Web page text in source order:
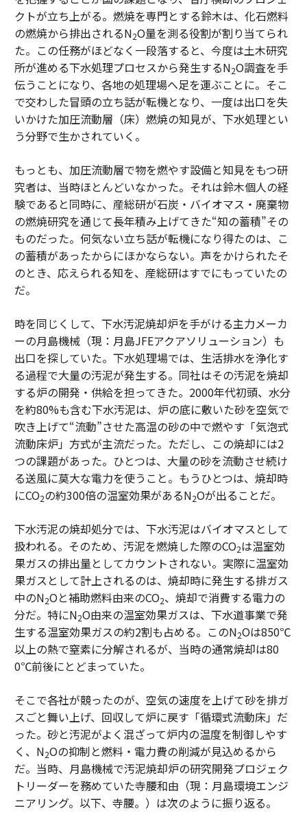
クトが立ち上がる。燃焼を専門とする鈴木は、化石燃料
の燃焼から排出されるN2O量を測る役割が割り当てられ
た。この任務がほどなく一段落すると、今度は土木研究
所が進める下水処理プロセスから発生するN2O調査を手
伝うことになり、各地の処理場へ足を運ぶことに。そこ
で交わした冒頭の立ち話が転機となり、一度は出口を失
いかけた加圧流動層（床）燃焼の知見が、下水処理とい
う分野で生かされていく。
もっとも、加圧流動層で物を燃やす設備と知見をもつ研
究者は、当時ほとんどいなかった。それは鈴木個人の経
験であると同時に、産総研が石炭・バイオマス・廃棄物
の燃焼研究を通じて長年積み上げてきた“知の蓄積”その
ものだった。何気ない立ち話が転機になり得たのは、こ
の蓄積があったからにほかならない。声をかけられたそ
のとき、応えられる知を、産総研はすでにもっていたの
だ。
時を同じくして、下水汚泥焼却炉を手がける主力メーカ
ーの月島機械（現：月島JFEアクアソリューション）も
出口を探していた。下水処理場では、生活排水を浄化す
る過程で大量の汚泥が発生する。同社はその汚泥を焼却
する炉の開発・供給を担ってきた。2000年代初頭、水分
を約80%も含む下水汚泥は、炉の底に敷いた砂を空気で
吹き上げて“流動”させた高温の砂の中で燃やす「気泡式
流動床炉」方式が主流だった。ただし、この焼却には2
つの課題があった。ひとつは、大量の砂を流動させ続け
る送風に莫大な電力を使うこと。もうひとつは、焼却時
にCO2の約300倍の温室効果があるN2Oが出ることだ。
下水汚泥の焼却処分では、下水汚泥はバイオマスとして
扱われる。そのため、汚泥を燃焼した際のCO2は温室効
果ガスの排出量としてカウントされない。実際に温室効
果ガスとして計上されるのは、焼却時に発生する排ガス
中のN2Oと補助燃料由来のCO2、焼却で消費する電力の
分だ。特にN2O由来の温室効果ガスは、下水道事業で発
生する温室効果ガスの約2割も占める。このN2Oは850℃
以上の熱で窒素に分解されるが、当時の通常焼却は80
0℃前後にとどまっていた。
そこで各社が競ったのが、空気の速度を上げて砂を排ガ
スごと舞い上げ、回収して炉に戻す「循環式流動床」だ
った。砂と汚泥がよく混ざって炉内の温度を制御しやす
く、N2Oの抑制と燃料・電力費の削減が見込めるから
だ。当時、月島機械で汚泥焼却炉の研究開発プロジェク
トリーダーを務めていた寺腰和由（現：月島環境エンジ
ニアリング。以下、寺腰。）は次のように振り返る。